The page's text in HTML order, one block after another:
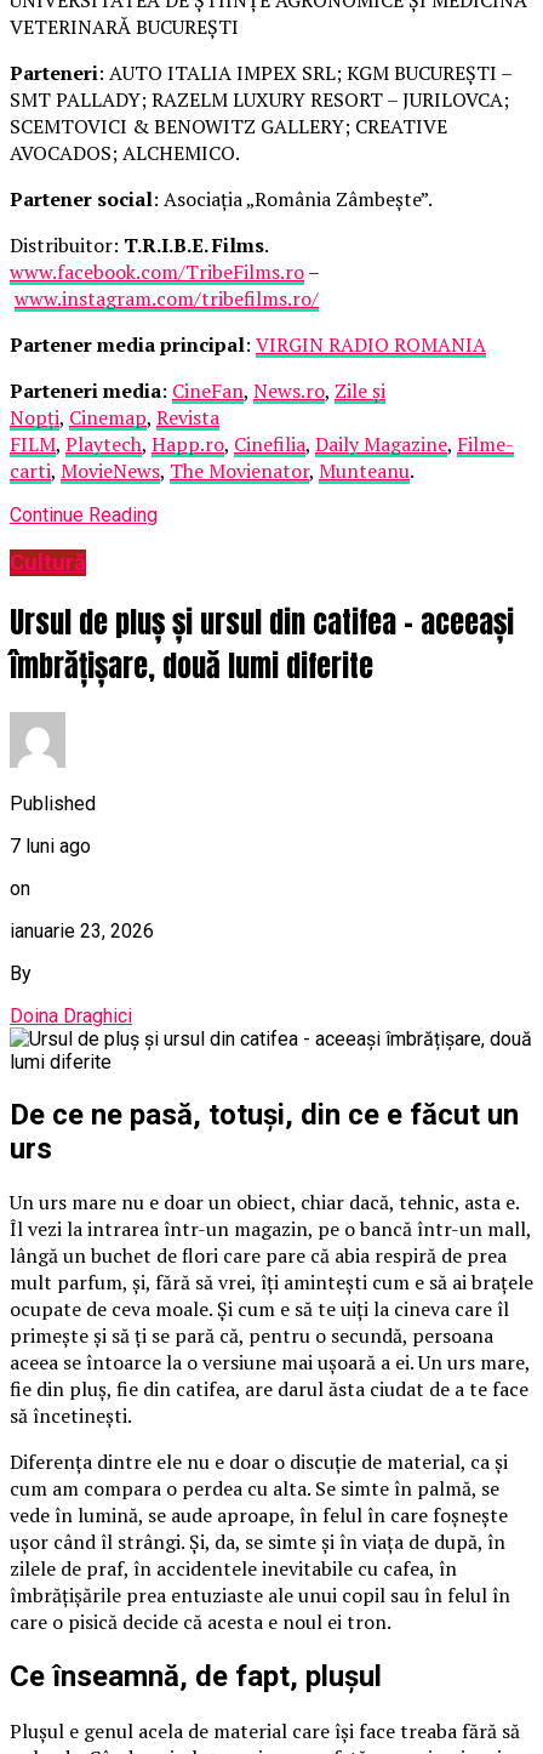
VETERINARĂ BUCUREȘTI
Parteneri: AUTO ITALIA IMPEX SRL; KGM BUCUREȘTI –
SMT PALLADY; RAZELM LUXURY RESORT – JURILOVCA;
SCEMTOVICI & BENOWITZ GALLERY; CREATIVE
AVOCADOS; ALCHEMICO.
Partener social: Asociația „România Zâmbește”.
Distribuitor: T.R.I.B.E. Films.
www.facebook.com/TribeFilms.ro–
www.instagram.com/tribefilms.ro/
Partener media principal: VIRGIN RADIO ROMANIA
Parteneri media: CineFan, News.ro, Zile și
Nopți, Cinemap, Revista
FILM, Playtech, Happ.ro, Cinefilia, Daily Magazine, Filme-
carti, MovieNews, The Movienator, Munteanu.
Continue Reading
Cultură
Ursul de pluș și ursul din catifea – aceeași
îmbrățișare, două lumi diferite
Published
7 luni ago
on
ianuarie 23, 2026
By
Doina Draghici
De ce ne pasă, totuși, din ce e făcut un
urs
Un urs mare nu e doar un obiect, chiar dacă, tehnic, asta e.
Îl vezi la intrarea într-un magazin, pe o bancă într-un mall,
lângă un buchet de flori care pare că abia respiră de prea
mult parfum, și, fără să vrei, îți amintești cum e să ai brațele
ocupate de ceva moale. Și cum e să te uiți la cineva care îl
primește și să ți se pară că, pentru o secundă, persoana
aceea se întoarce la o versiune mai ușoară a ei. Un urs mare,
fie din pluș, fie din catifea, are darul ăsta ciudat de a te face
să încetinești.
Diferența dintre ele nu e doar o discuție de material, ca și
cum am compara o perdea cu alta. Se simte în palmă, se
vede în lumină, se aude aproape, în felul în care foșnește
ușor când îl strângi. Și, da, se simte și în viața de după, în
zilele de praf, în accidentele inevitabile cu cafea, în
îmbrățișările prea entuziaste ale unui copil sau în felul în
care o pisică decide că acesta e noul ei tron.
Ce înseamnă, de fapt, plușul
Plușul e genul acela de material care își face treaba fără să